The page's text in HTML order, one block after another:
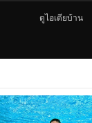
ดูไอเดียบ้าน